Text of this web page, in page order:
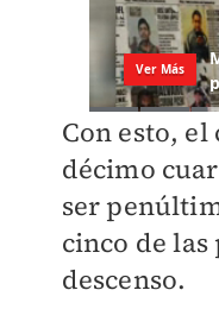
Con esto,
décimo
ser
cinco de
descenso.